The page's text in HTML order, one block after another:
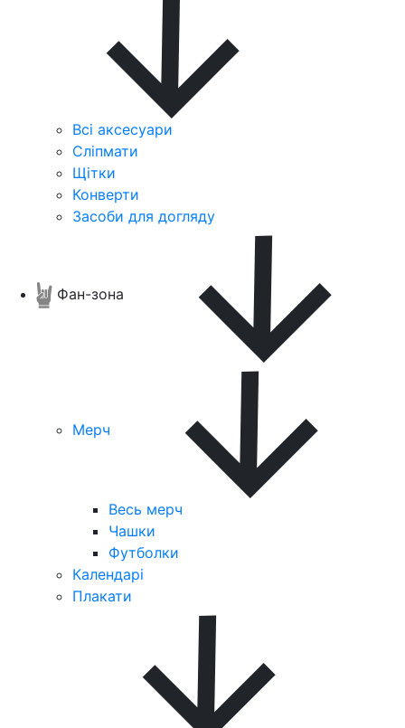
Всі аксесуари
Сліпмати
Щітки
Конверти
Засоби для догляду
Фан-зона
Мерч
Весь мерч
Чашки
Футболки
Календарі
Плакати